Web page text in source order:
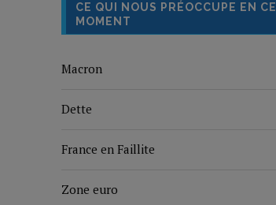
CE QUI NOUS PRÉOCCUPE EN CE
MOMENT
Macron
Dette
France en Faillite
Zone euro